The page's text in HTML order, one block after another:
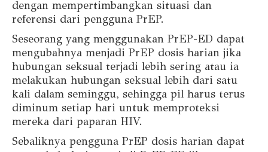
dengan mempertimbangkan situasi dan
referensi dari pengguna PrEP.
Seseorang yang menggunakan PrEP-ED dapat
mengubahnya menjadi PrEP dosis harian jika
hubungan seksual terjadi lebih sering atau ia
melakukan hubungan seksual lebih dari satu
kali dalam seminggu, sehingga pil harus terus
diminum setiap hari untuk memproteksi
mereka dari paparan HIV.
Sebaliknya pengguna PrEP dosis harian dapat